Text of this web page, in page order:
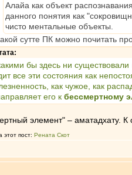
Алайа как объект
данного понятия как
чисто ментальные объекты.
сутте ПК можно почитать
бы здесь ни
все эти состояния как
как чужое, как
его к бессмертному
элемент" – аматадхату.
этот пост: Рената Скот